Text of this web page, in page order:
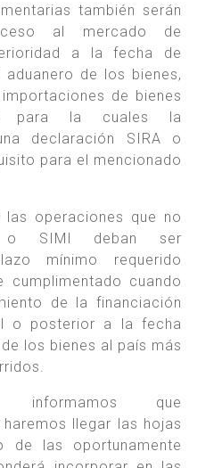
también serán
al mercado de
a la fecha de
de los bienes,
de bienes
para la cuales la
declaración SIRA o
para el mencionado
operaciones que no
o SIMI deban ser
mínimo requerido
cumplimentado cuando
de la financiación
o posterior a la fecha
los bienes al país más
informamos que
llegar las hojas
de las oportunamente